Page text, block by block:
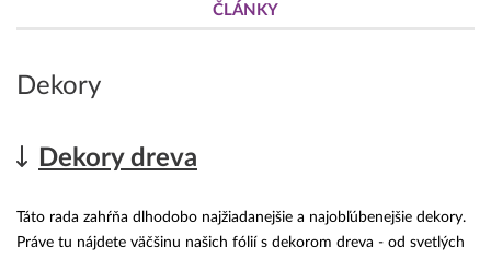
ČLÁNKY
Dekory
Dekory dreva
Táto rada zahŕňa dlhodobo najžiadanejšie a najobľúbenejšie dekory.
Práve tu nájdete väčšinu našich fólií s dekorom dreva - od svetlých